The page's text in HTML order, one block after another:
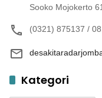
Sooko Mojokerto
(0321) 875137 /
Kategori